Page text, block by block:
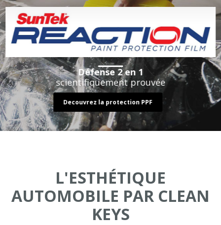
Défense 2 en 1
scientifiquement prouvée
Decouvrez la protection PPF
L'ESTHÉTIQUE
AUTOMOBILE PAR CLEAN
KEYS